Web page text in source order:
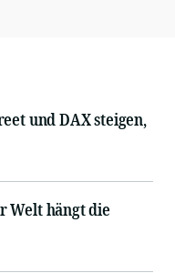
und DAX steigen,
Welt hängt die